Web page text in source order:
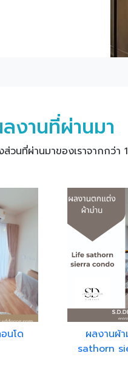
งานที่ผ่านมา
วนที่ผ่านมาของเราจากกว่า
นโด
ผลงานผ้
sathorn